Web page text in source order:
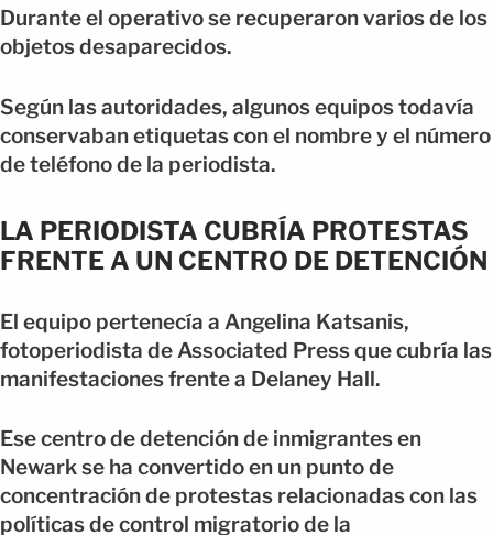
Durante el operativo se recuperaron varios de los
objetos desaparecidos.
Según las autoridades, algunos equipos todavía
conservaban etiquetas con el nombre y el número
de teléfono de la periodista.
LA PERIODISTA CUBRÍA PROTESTAS
FRENTE A UN CENTRO DE DETENCIÓN
El equipo pertenecía a Angelina Katsanis,
fotoperiodista de Associated Press que cubría las
manifestaciones frente a Delaney Hall.
Ese centro de detención de inmigrantes en
Newark se ha convertido en un punto de
concentración de protestas relacionadas con las
políticas de control migratorio de la